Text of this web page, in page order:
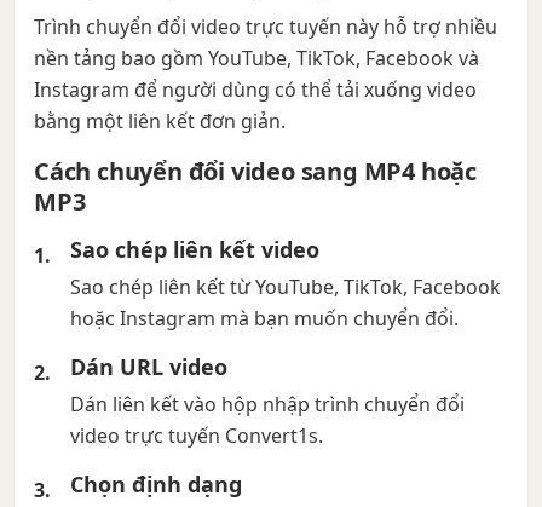
Trình chuyển đổi video trực tuyến này hỗ trợ nhiều
nền tảng bao gồm YouTube, TikTok, Facebook và
Instagram để người dùng có thể tải xuống video
bằng một liên kết đơn giản.
Cách chuyển đổi video sang MP4 hoặc
MP3
Sao chép liên kết video
Sao chép liên kết từ YouTube, TikTok, Facebook
hoặc Instagram mà bạn muốn chuyển đổi.
Dán URL video
Dán liên kết vào hộp nhập trình chuyển đổi
video trực tuyến Convert1s.
Chọn định dạng